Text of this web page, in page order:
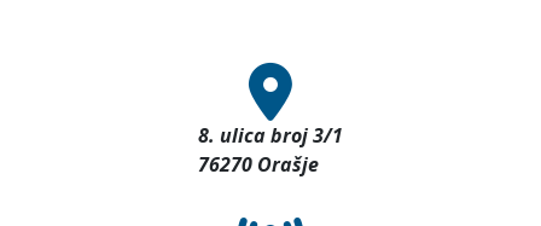
8. ulica broj 3/1
76270 Orašje